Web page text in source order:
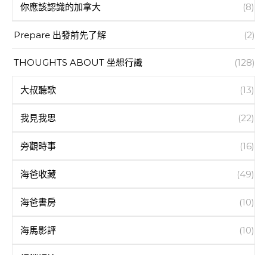
你應該認識的加拿大 (8)
Prepare 出發前先了解 (2)
THOUGHTS ABOUT 坐想行識 (128)
大叔聽歌 (13)
我見我思 (22)
旁觀時事 (16)
海爸收藏 (49)
海爸書房 (10)
海馬影評 (10)